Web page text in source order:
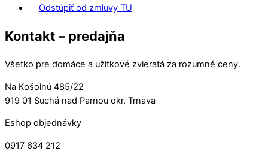
Odstúpiť od zmluvy TU
Kontakt – predajňa
Všetko pre domáce a užitkové zvieratá za rozumné ceny.
Na Košolnú 485/22
919 01 Suchá nad Parnou okr. Trnava
Eshop objednávky
0917 634 212